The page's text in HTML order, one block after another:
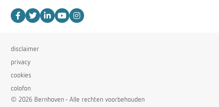
disclaimer
privacy
cookies
colofon
© 2026 Bernhoven - Alle rechten voorbehouden